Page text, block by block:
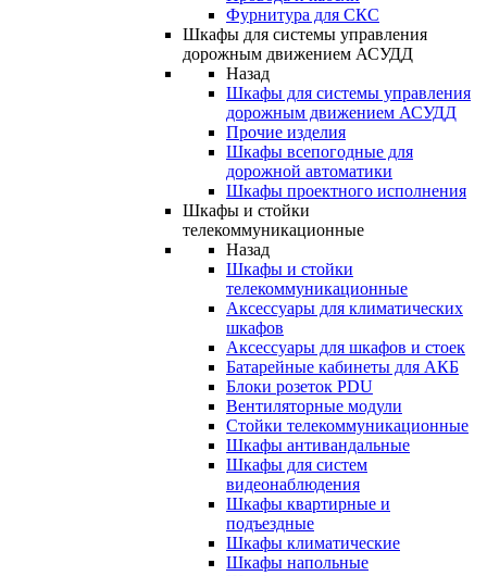
Фурнитура для СКС
Шкафы для системы управления
дорожным движением АСУДД
Назад
Шкафы для системы управления
дорожным движением АСУДД
Прочие изделия
Шкафы всепогодные для
дорожной автоматики
Шкафы проектного исполнения
Шкафы и стойки
телекоммуникационные
Назад
Шкафы и стойки
телекоммуникационные
Аксессуары для климатических
шкафов
Аксессуары для шкафов и стоек
Батарейные кабинеты для АКБ
Блоки розеток PDU
Вентиляторные модули
Стойки телекоммуникационные
Шкафы антивандальные
Шкафы для систем
видеонаблюдения
Шкафы квартирные и
подъездные
Шкафы климатические
Шкафы напольные